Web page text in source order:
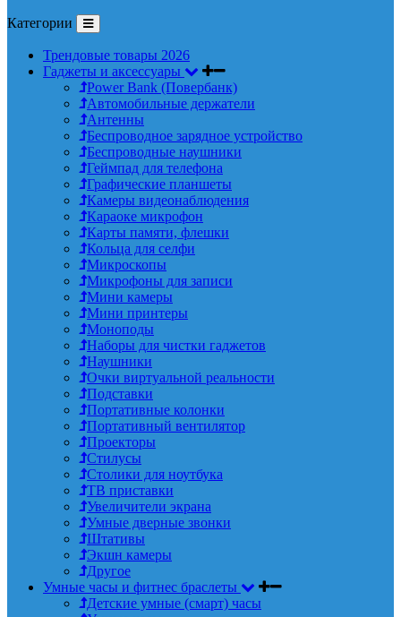
Категории
Трендовые товары 2026
Гаджеты и аксессуары
Power Bank (Повербанк)
Автомобильные держатели
Антенны
Беспроводное зарядное устройство
Беспроводные наушники
Геймпад для телефона
Графические планшеты
Камеры видеонаблюдения
Караоке микрофон
Карты памяти, флешки
Кольца для селфи
Микроскопы
Микрофоны для записи
Мини камеры
Мини принтеры
Моноподы
Наборы для чистки гаджетов
Наушники
Очки виртуальной реальности
Подставки
Портативные колонки
Портативный вентилятор
Проекторы
Стилусы
Столики для ноутбука
ТВ приставки
Увеличители экрана
Умные дверные звонки
Штативы
Экшн камеры
Другое
Умные часы и фитнес браслеты
Детские умные (смарт) часы